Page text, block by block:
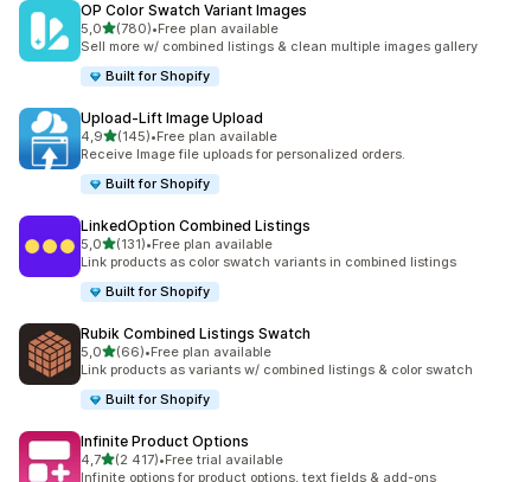
OP Color Swatch Variant Images
5,0z 5 hvězd
(780)
Celkový počet recenzí: 780
•Free plan available
Sell more w/ combined listings & clean multiple images gallery
Built for Shopify
Upload‑Lift Image Upload
4,9z 5 hvězd
(145)
Celkový počet recenzí: 145
•Free plan available
Receive Image file uploads for personalized orders.
Built for Shopify
LinkedOption Combined Listings
5,0z 5 hvězd
(131)
Celkový počet recenzí: 131
•Free plan available
Link products as color swatch variants in combined listings
Built for Shopify
Rubik Combined Listings Swatch
5,0z 5 hvězd
(66)
Celkový počet recenzí: 66
•Free plan available
Link products as variants w/ combined listings & color swatch
Built for Shopify
Infinite Product Options
4,7z 5 hvězd
(2 417)
Celkový počet recenzí: 2417
•Free trial available
Infinite options for product options, text fields & add-ons